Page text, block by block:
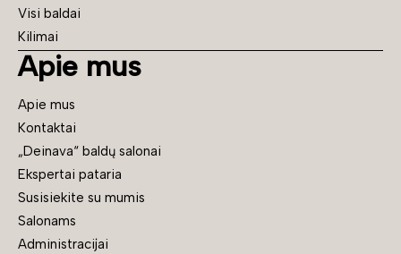
Visi baldai
Kilimai
Apie mus
Apie mus
Kontaktai
„Deinava“ baldų salonai
Ekspertai pataria
Susisiekite su mumis
Salonams
Administracijai